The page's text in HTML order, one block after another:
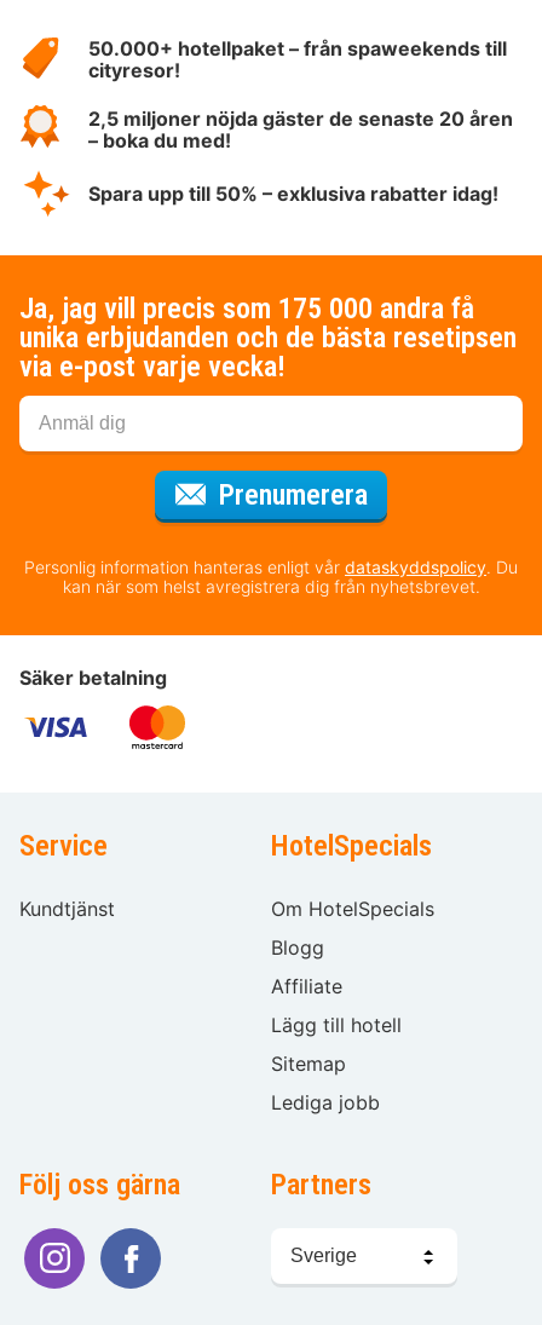
HotelSpecials50.000+ hotellpaket – från spaweekends till
cityresor!
2,5 miljoner nöjda gäster de senaste 20 åren
– boka du med!
Spara upp till 50% – exklusiva rabatter idag!
Ja, jag vill precis som 175 000 andra få
unika erbjudanden och de bästa resetipsen
via e-post varje vecka!
Prenumerera
Personlig information hanteras enligt vår dataskyddspolicy. Du
kan när som helst avregistrera dig från nyhetsbrevet.
Säker betalning
Service
Kundtjänst
HotelSpecials
Om HotelSpecials
Blogg
Affiliate
Lägg till hotell
Sitemap
Lediga jobb
Följ oss gärna Partners
språk